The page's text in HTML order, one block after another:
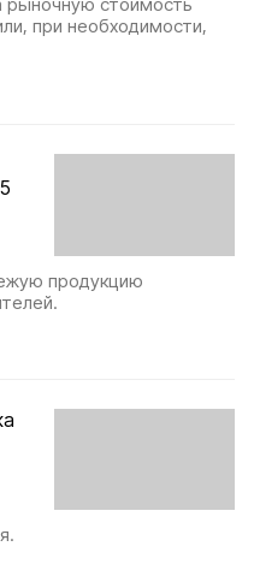
рыночную стоимость
при необходимости,
продукцию